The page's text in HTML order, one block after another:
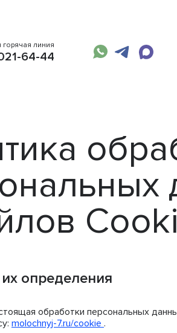
горячая линия
64-44
определения
обработки персональных
molochnyj-7.ru/cookie .